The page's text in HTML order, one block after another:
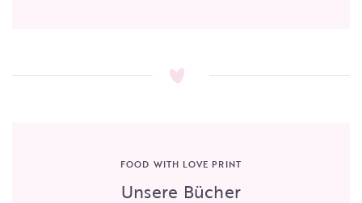
FOOD WITH LOVE PRINT
Unsere Bücher